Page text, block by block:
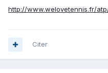
http://www.welovetennis.fr/
Citer